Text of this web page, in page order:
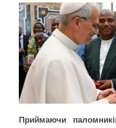
Приймаючи